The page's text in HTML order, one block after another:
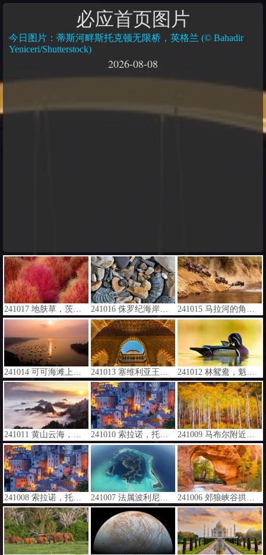
必应首页图片
今日图片：蒂斯河畔斯托克顿无限桥，英格兰 (© Bahadir
Yeniceri/Shutterstock)
2026-08-08
241017 地肤草，茨城县，日本 (© DigiPub/Getty Images) 241016 侏罗纪海岸的箭石和菊石化石，多塞特郡，英国 (© Nature Picture Library/Alamy Stock Photo) 241015 马拉河的角马大迁徙，肯尼亚 (© Ayzenstayn/Getty Images)
241014 可可海滩上的渔船，果阿邦，印度 (© Abhinav Sah/Shutterstock) 241013 塞维利亚王宫少女庭院，西班牙 (© Danny Lehman/Getty Images) 241012 林鸳鸯，魁北克省，加拿大 (© Maxime Riendeau/Getty Images)
241011 黄山云海，安徽省，中国 (© yangyang1991/Getty Images) 241010 索拉诺，托斯卡纳，意大利 (© Luigi Vaccarella/eStock Photo) 241009 马布尔附近的白杨树，科罗拉多州，美国 (© Jason Hatfield/TANDEM Stills + Motion)
241008 索拉诺，托斯卡纳，意大利 (© Luigi Vaccarella/eStock Photo) 241007 法属波利尼西亚波拉波拉岛的鸟瞰图 (© GLF Media/Shutterstock) 241006 郊狼峡谷拱门中的白杨树，格兰峡谷休闲区，犹他州，美国 (© Stephen Matera/TANDEM Stills + Motion)